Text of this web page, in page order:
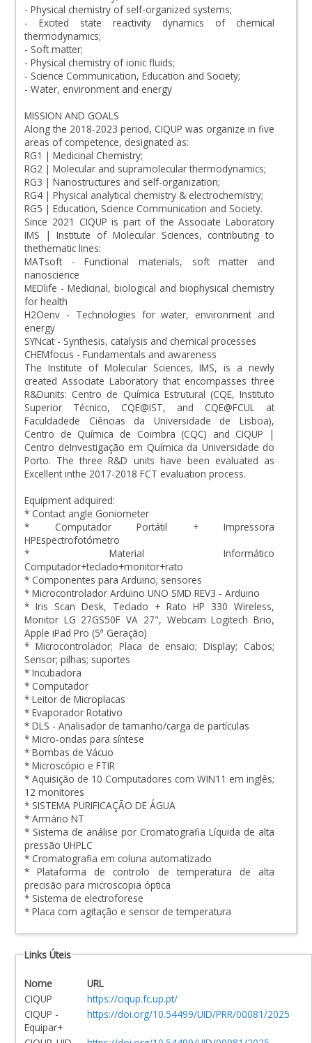
- Physical chemistry of self-organized systems;
- Excited state reactivity dynamics of chemical
thermodynamics;
- Soft matter;
- Physical chemistry of ionic fluids;
- Science Communication, Education and Society;
- Water, environment and energy
MISSION AND GOALS
Along the 2018-2023 period, CIQUP was organize in five
areas of competence, designated as:
RG1 | Medicinal Chemistry;
RG2 | Molecular and supramolecular thermodynamics;
RG3 | Nanostructures and self-organization;
RG4 | Physical analytical chemistry & electrochemistry;
RG5 | Education, Science Communication and Society.
Since 2021 CIQUP is part of the Associate Laboratory
IMS | Institute of Molecular Sciences, contributing to
thethematic lines:
MATsoft - Functional materials, soft matter and
nanoscience
MEDlife - Medicinal, biological and biophysical chemistry
for health
H2Oenv - Technologies for water, environment and
energy
SYNcat - Synthesis, catalysis and chemical processes
CHEMfocus - Fundamentals and awareness
The Institute of Molecular Sciences, IMS, is a newly
created Associate Laboratory that encompasses three
R&Dunits: Centro de Química Estrutural (CQE, Instituto
Superior Técnico, CQE@IST, and CQE@FCUL at
Faculdadede Ciências da Universidade de Lisboa),
Centro de Química de Coimbra (CQC) and CIQUP |
Centro deInvestigação em Química da Universidade do
Porto. The three R&D units have been evaluated as
Excellent inthe 2017-2018 FCT evaluation process.
Equipment adquired:
* Contact angle Goniometer
* Computador Portátil + Impressora
HPEspectrofotómetro
* Material Informático
Computador+teclado+monitor+rato
* Componentes para Arduino; sensores
* Microcontrolador Arduino UNO SMD REV3 - Arduino
* Iris Scan Desk, Teclado + Rato HP 330 Wireless,
Monitor LG 27GS50F VA 27", Webcam Logitech Brio,
Apple iPad Pro (5ª Geração)
* Microcontrolador; Placa de ensaio; Display; Cabos;
Sensor; pilhas; suportes
* Incubadora
* Computador
* Leitor de Microplacas
* Evaporador Rotativo
* DLS - Analisador de tamanho/carga de partículas
* Micro-ondas para síntese
* Bombas de Vácuo
* Microscópio e FTIR
* Aquisição de 10 Computadores com WIN11 em inglês;
12 monitores
* SISTEMA PURIFICAÇÃO DE ÁGUA
* Armário NT
* Sistema de análise por Cromatografia Líquida de alta
pressão UHPLC
* Cromatografia em coluna automatizado
* Plataforma de controlo de temperatura de alta
precisão para microscopia óptica
* Sistema de electroforese
* Placa com agitação e sensor de temperatura
Links Úteis
Nome
URL
CIQUP
https://ciqup.fc.up.pt/
CIQUP -
Equipar+
https://doi.org/10.54499/UID/PRR/00081/2025